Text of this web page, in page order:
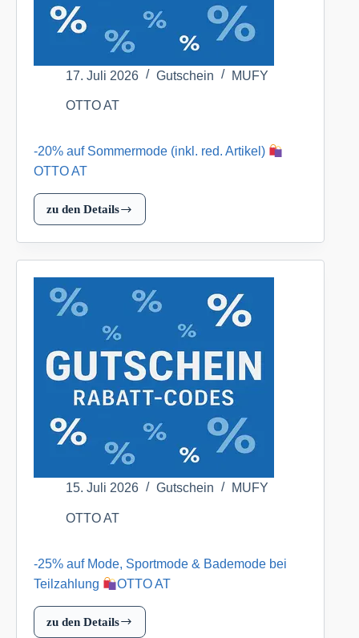
17. Juli 2026 Gutschein MUFY
OTTO AT
-20% auf Sommermode (inkl. red. Artikel)
OTTO AT
zu den Details
(inkl.
OTTO
AT
15. Juli 2026 Gutschein MUFY
OTTO AT
-25% auf Mode, Sportmode & Bademode bei
Teilzahlung
OTTO AT
zu den Details
-25%